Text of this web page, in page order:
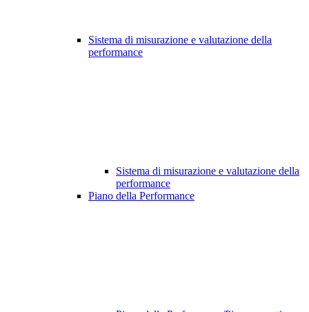
Sistema di misurazione e valutazione della
performance
Sistema di misurazione e valutazione della
performance
Piano della Performance